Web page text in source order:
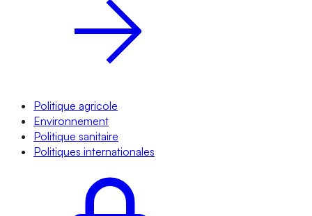
Politique agricole
Environnement
Politique sanitaire
Politiques internationales